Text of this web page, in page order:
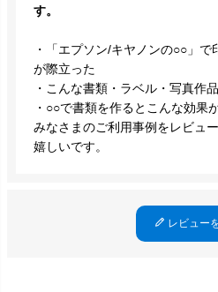
す。
・「エプソン/キヤノンの○○」
が際立った
・こんな書類・ラベル・写真作
・○○で書類を作るとこんな効果
みなさまのご利用事例をレビュ
嬉しいです。
レビュー